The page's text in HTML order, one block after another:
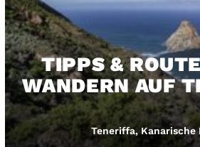
TIPPS &
WANDERN AUF
Teneriffa, Kanarische